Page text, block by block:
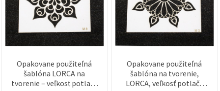
Opakovane použiteľná
šablóna LORCA na
tvorenie – veľkosť potlače
Opakovane použiteľná
šablóna na tvorenie,
LORCA, veľkosť potlače